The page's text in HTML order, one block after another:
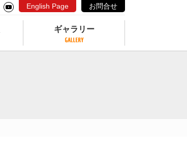
English Page お問合せ
ギャラリー